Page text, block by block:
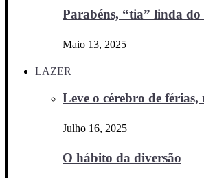
Parabéns, “tia” linda do
Maio 13, 2025
LAZER
Leve o cérebro de férias,
Julho 16, 2025
O hábito da diversão